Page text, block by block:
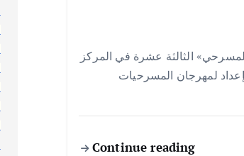
الثالثة عشرة في المركز
لمهرجان المسرحيات
Continue reading